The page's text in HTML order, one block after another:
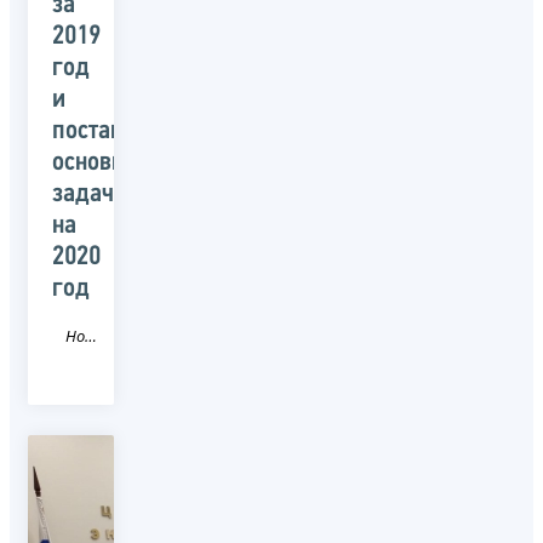
за
2019
год
и
поставили
основные
задачи
на
2020
год
Новость